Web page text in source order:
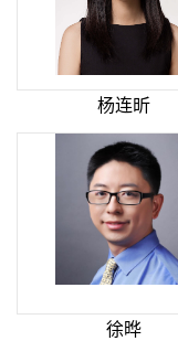
杨连昕
徐晔